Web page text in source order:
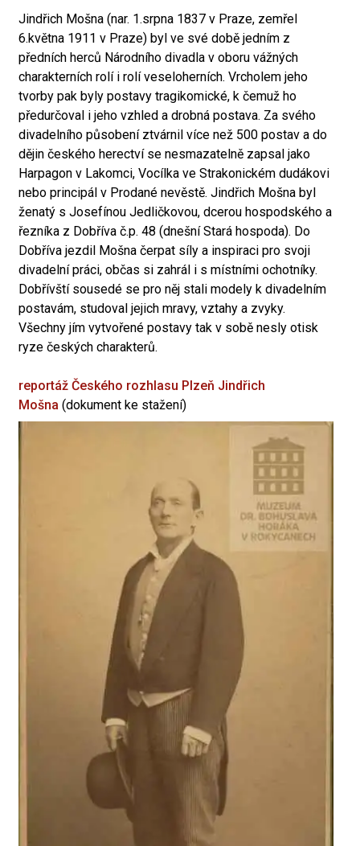
Jindřich Mošna (nar. 1.srpna 1837 v Praze, zemřel
6.května 1911 v Praze) byl ve své době jedním z
předních herců Národního divadla v oboru vážných
charakterních rolí i rolí veseloherních. Vrcholem jeho
tvorby pak byly postavy tragikomické, k čemuž ho
předurčoval i jeho vzhled a drobná postava. Za svého
divadelního působení ztvárnil více než 500 postav a do
dějin českého herectví se nesmazatelně zapsal jako
Harpagon v Lakomci, Vocílka ve Strakonickém dudákovi
nebo principál v Prodané nevěstě. Jindřich Mošna byl
ženatý s Josefínou Jedličkovou, dcerou hospodského a
řezníka z Dobříva č.p. 48 (dnešní Stará hospoda). Do
Dobříva jezdil Mošna čerpat síly a inspiraci pro svoji
divadelní práci, občas si zahrál i s místními ochotníky.
Dobřívští sousedé se pro něj stali modely k divadelním
postavám, studoval jejich mravy, vztahy a zvyky.
Všechny jím vytvořené postavy tak v sobě nesly otisk
ryze českých charakterů.
reportáž Českého rozhlasu Plzeň Jindřich
Mošna (dokument ke stažení)